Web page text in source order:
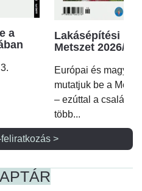
a
Lakásépítési
Metszet 2026/2.
Európai és magyar
mutatjuk be a
– ezúttal a családi
több...
>